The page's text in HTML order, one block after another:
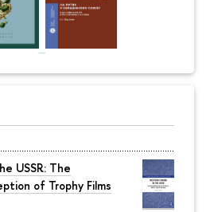
USSR: The
of Trophy Films